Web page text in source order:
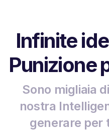
Infinite
Punizione
Sono migliaia
nostra
generare per